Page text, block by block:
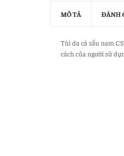
MÔ TẢ ĐÁNH
Túi da cá sấu nam
cách của người sử